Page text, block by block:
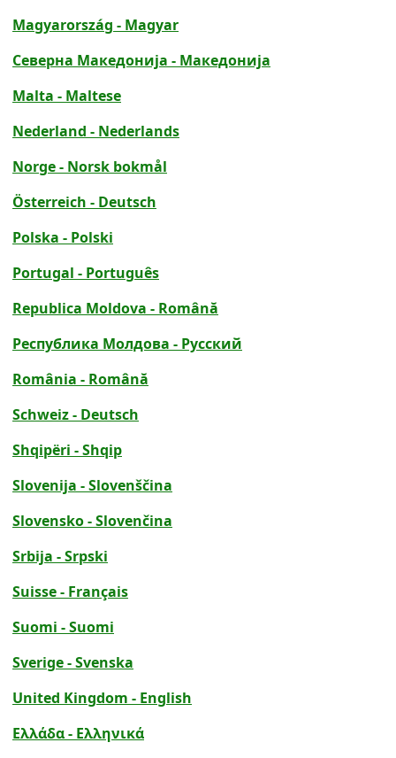
Magyarország - Magyar
Северна Македонија - Македонија
Malta - Maltese
Nederland - Nederlands
Norge - Norsk bokmål
Österreich - Deutsch
Polska - Polski
Portugal - Português
Republica Moldova - Română
Республика Молдова - Русский
România - Română
Schweiz - Deutsch
Shqipëri - Shqip
Slovenija - Slovenščina
Slovensko - Slovenčina
Srbija - Srpski
Suisse - Français
Suomi - Suomi
Sverige - Svenska
United Kingdom - English
Ελλάδα - Ελληνικά